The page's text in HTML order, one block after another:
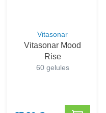
Vitasonar
Vitasonar Mood
Rise
60 gelules